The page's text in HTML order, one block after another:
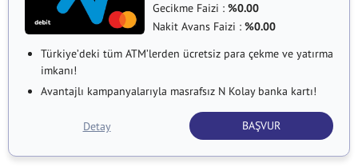
Gecikme Faizi : %0.00
Nakit Avans Faizi : %0.00
Türkiye’deki tüm ATM’lerden ücretsiz para çekme ve yatırma
imkanı!
Avantajlı kampanyalarıyla masrafsız N Kolay banka kartı!
BAŞVUR
Detay